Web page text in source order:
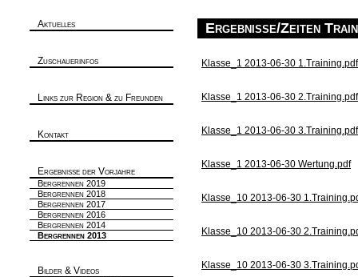
Aktuelles
Zuschauerinfos
Links zur Region & zu Freunden
Kontakt
Ergebnisse der Vorjahre
Bergrennen 2019
Bergrennen 2018
Bergrennen 2017
Bergrennen 2016
Bergrennen 2014
Bergrennen 2013
Bilder & Videos
Ergebnisse/Zeiten
Klasse_1 2013-06-30 1.Training.pdf
Klasse_1 2013-06-30 2.Training.pdf
Klasse_1 2013-06-30 3.Training.pdf
Klasse_1 2013-06-30 Wertung.pdf
Klasse_10 2013-06-30
Klasse_10 2013-06-30
Klasse_10 2013-06-30